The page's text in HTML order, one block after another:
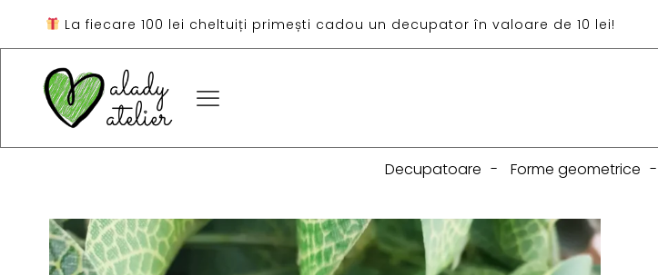
La fiecare 100 lei cheltuiți primești cadou un decupator în valoare de 10 lei!
Decupatoare - Forme geometrice -